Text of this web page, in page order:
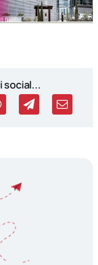
social...